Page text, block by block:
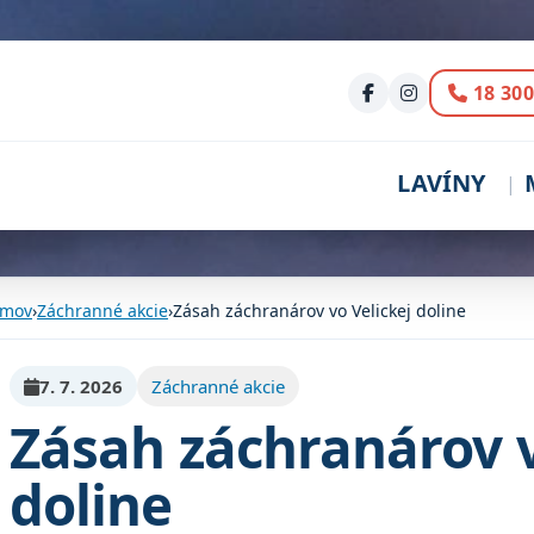
18 300
LAVÍNY
›Záchranné akcie›Zásah záchranárov vo Velickej doline
7. 7. 2026 Záchranné akcie
Zásah záchranárov
doline